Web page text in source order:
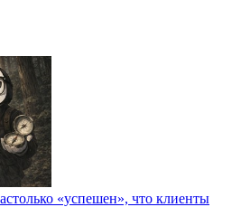
«успешен», что клиенты